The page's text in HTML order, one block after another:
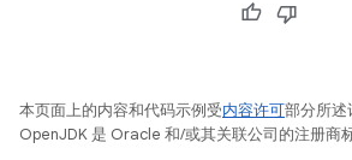
本页面上的内容和代码示例受内容许可部分所述
OpenJDK 是 Oracle 和/或其关联公司的注册商标